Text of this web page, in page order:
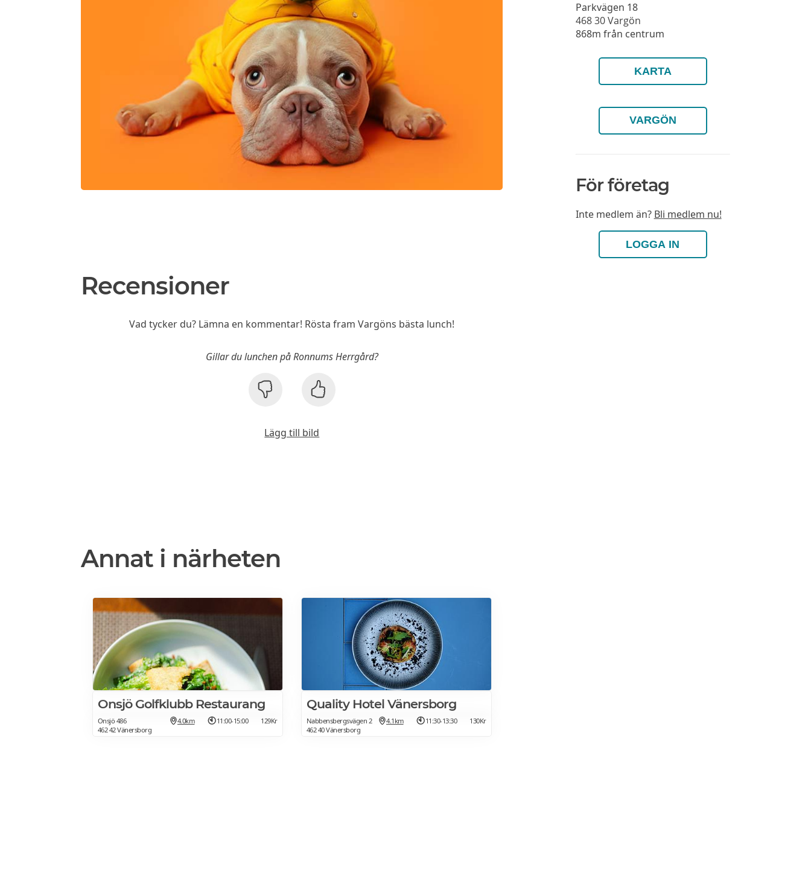
Recensioner
Vad tycker du? Lämna en kommentar! Rösta fram Vargöns bästa lunch!
Gillar du lunchen på Ronnums Herrgård?
Lägg till bild
Annat i närheten
Onsjö Golfklubb Restaurang
Onsjö 486
462 42 Vänersborg
4.0km 11:00-15:00 129Kr
Quality Hotel Vänersborg
Nabbensbergsvägen 2
462 40 Vänersborg
4.1km 11:30-13:30 130Kr
Parkvägen 18
468 30 Vargön
868m från centrum
KARTA
VARGÖN
För företag
Inte medlem än? Bli medlem nu!
LOGGA IN